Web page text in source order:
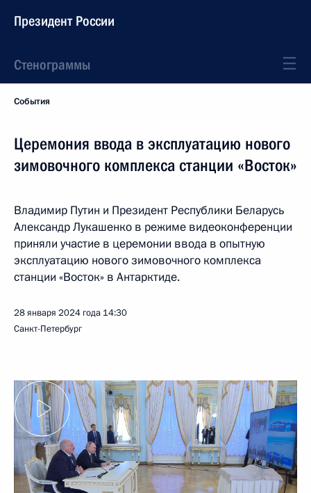
Президент России
Стенограммы
События
Церемония ввода в эксплуатацию нового
зимовочного комплекса станции «Восток»
Владимир Путин и Президент Республики Беларусь
Александр Лукашенко в режиме видеоконференции
приняли участие в церемонии ввода в опытную
эксплуатацию нового зимовочного комплекса
станции «Восток» в Антарктиде.
28 января 2024 года 14:30
Санкт-Петербург